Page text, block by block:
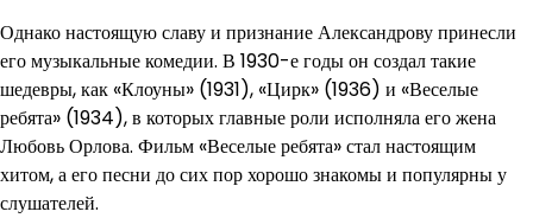
Однако настоящую славу и признание Александрову принесли
его музыкальные комедии. В 1930-е годы он создал такие
шедевры, как «Клоуны» (1931), «Цирк» (1936) и «Веселые
ребята» (1934), в которых главные роли исполняла его жена
Любовь Орлова. Фильм «Веселые ребята» стал настоящим
хитом, а его песни до сих пор хорошо знакомы и популярны у
слушателей.